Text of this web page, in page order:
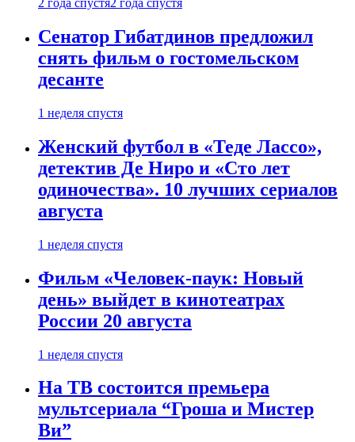
2 года спустя2 года спустя
Сенатор Гибатдинов предложил
снять фильм о гостомельском
десанте
1 неделя спустя
Женский футбол в «Теде Лассо»,
детектив Де Ниро и «Сто лет
одиночества». 10 лучших сериалов
августа
1 неделя спустя
Фильм «Человек-паук: Новый
день» выйдет в кинотеатрах
России 20 августа
1 неделя спустя
На ТВ состоится премьера
мультсериала “Гроша и Мистер
Ви”